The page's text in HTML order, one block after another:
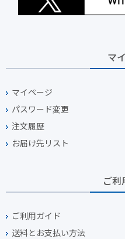
マ
マイページ
パスワード変更
注文履歴
お届け先リスト
ご利
ご利用ガイド
送料とお支払い方法